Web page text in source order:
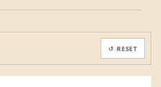
↺ RESET